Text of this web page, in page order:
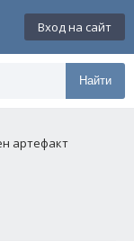
Вход на сайт
Найти
артефакт